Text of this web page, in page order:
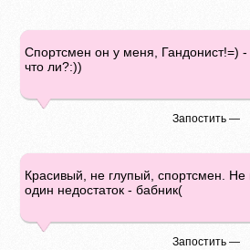
Спортсмен он у меня, Гандонист!=)
что ли?:))
Запостить —
Красивый, не глупый, спортсмен. Не
один недостаток - бабник(
Запостить —